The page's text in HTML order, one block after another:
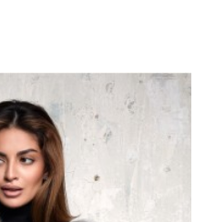
неповторимый объем и
длина до сорока пяти
актуальной и
идеальным
платью, так и к
с денимом или
производства